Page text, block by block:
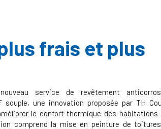
frais et plus
service de revêtement
souple, une innovation proposée par TH
le confort thermique des
comprend la mise en peinture de